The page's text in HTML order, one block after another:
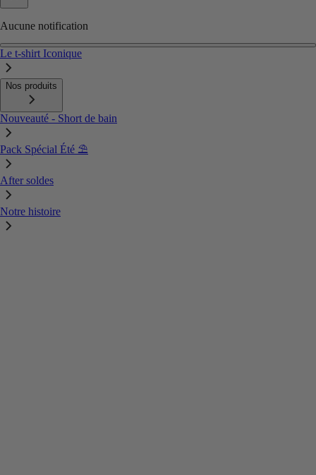
Aucune notification
Le t-shirt Iconique
Nos produits
Nouveauté - Short de bain
Pack Spécial Été ⛱️
After soldes
Notre histoire